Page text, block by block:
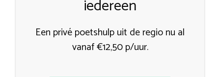
iedereen
Een privé poetshulp uit de regio nu al
vanaf €12,50 p/uur.